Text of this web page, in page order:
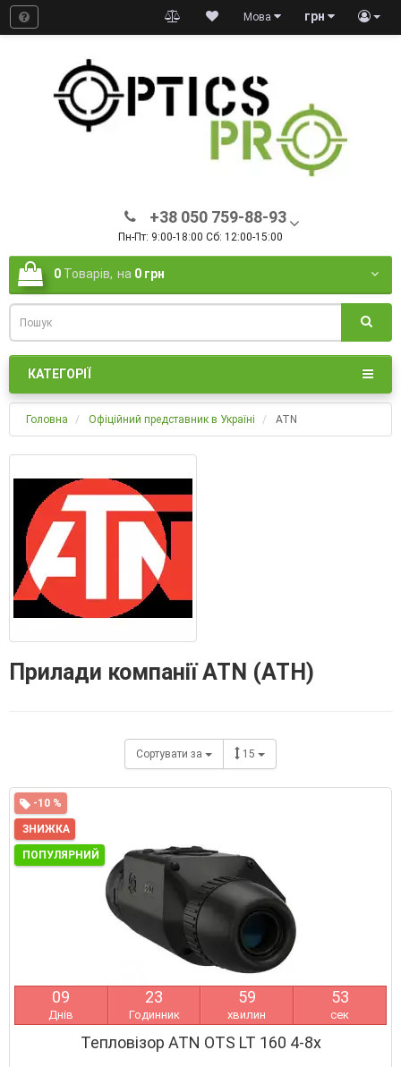
грн
Мова
+38 050 759-88-93
Пн-Пт: 9:00-18:00 Сб: 12:00-15:00
0 Товарів, на 0 грн
КАТЕГОРІЇ
Головна Офіційний представник в Україні ATN
Прилади компанії ATN (АТН)
Сортувати за 15
-10 %
ЗНИЖКА
ПОПУЛЯРНИЙ
09
Днів
23
Годинник
59
хвилин
53
сек
Тепловізор ATN OTS LT 160 4-8x